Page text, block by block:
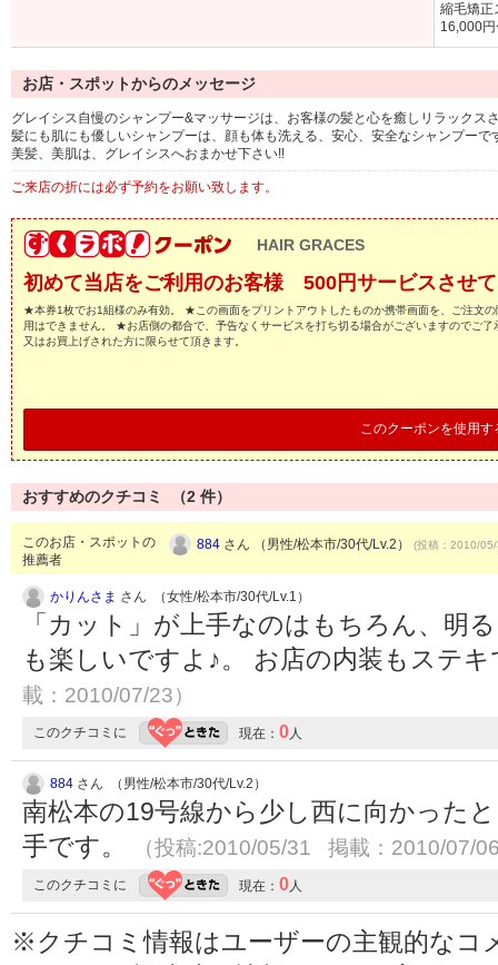
縮毛矯
16,000
お店・スポットからのメッセージ
グレイシス自慢のシャンプー&マッサージは、お客様の髪と心を癒しリラックス
髪にも肌にも優しいシャンプーは、顔も体も洗える、安心、安全なシャンプーで
美髪、美肌は、グレイシスへおまかせ下さい!!
ご来店の折には必ず予約をお願い致します。
HAIR GRACES
初めて当店をご利用のお客様 500円サービスさせ
★本券1枚でお1組様のみ有効。 ★この画面をプリントアウトしたものか携帯画面を、ご注文
用はできません。 ★お店側の都合で、予告なくサービスを打ち切る場合がございますのでご
又はお買上げされた方に限らせて頂きます。
このクーポンを使用す
おすすめのクチコミ （2 件）
このお店・スポットの
推薦者
884 さん （男性/松本市/30代/Lv.2） (投稿：2010/
かりんさま さん （女性/松本市/30代/Lv.1）
「カット」が上手なのはもちろん、明
も楽しいですよ♪。 お店の内装もステ
載：2010/07/23）
このクチコミに 現在： 0人
884 さん （男性/松本市/30代/Lv.2）
南松本の19号線から少し西に向かった
手です。
（投稿:2010/05/31 掲載：2010/07/
このクチコミに 現在： 0人
※クチコミ情報はユーザーの主観的なコ